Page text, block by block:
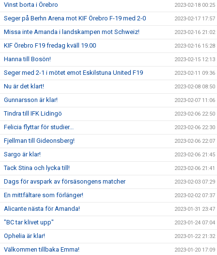
Vinst borta i Örebro 2023-02-18 00:25
Seger på Berhn Arena mot KIF Örebro F-19 med 2-0 2023-02-17 17:57
Missa inte Amanda i landskampen mot Schweiz! 2023-02-16 21:02
KIF Örebro F19 fredag kväll 19.00 2023-02-16 15:28
Hanna till Bosön! 2023-02-15 12:13
Seger med 2-1 i mötet emot Eskilstuna United F19 2023-02-11 09:36
Nu är det klart! 2023-02-08 08:50
Gunnarsson är klar! 2023-02-07 11:06
Tindra till IFK Lidingö 2023-02-06 22:50
Felicia flyttar för studier... 2023-02-06 22:30
Fjellman till Gideonsberg! 2023-02-06 22:07
Sargo är klar! 2023-02-06 21:45
Tack Stina och lycka till! 2023-02-06 21:41
Dags för avspark av försäsongens matcher 2023-02-03 07:29
En mittfältare som förlänger! 2023-02-02 07:37
Alicante nästa för Amanda! 2023-01-31 23:47
"BC tar klivet upp" 2023-01-24 07:04
Ophelia är klar! 2023-01-22 21:32
Välkommen tillbaka Emma! 2023-01-20 17:09